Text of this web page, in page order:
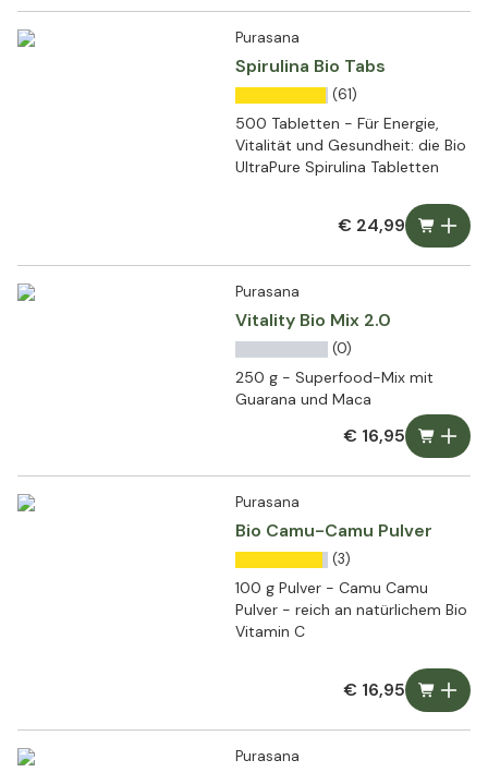
Purasana
Spirulina Bio Tabs
(61)
500 Tabletten - Für Energie,
Vitalität und Gesundheit: die Bio
UltraPure Spirulina Tabletten
€ 24,99
Purasana
Vitality Bio Mix 2.0
(0)
250 g - Superfood-Mix mit
Guarana und Maca
€ 16,95
Purasana
Bio Camu-Camu Pulver
(3)
100 g Pulver - Camu Camu
Pulver - reich an natürlichem Bio
Vitamin C
€ 16,95
Purasana